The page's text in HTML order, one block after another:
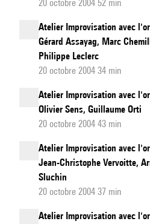
20 octobre 2004 52 min
Atelier Improvisation avec
Gérard Assayag, Marc
Philippe Leclerc
20 octobre 2004 34 min
Atelier Improvisation avec
Olivier Sens, Guillaume Orti
20 octobre 2004 43 min
Atelier Improvisation avec
Jean-Christophe Vervoitte,
Sluchin
20 octobre 2004 37 min
Atelier Improvisation avec